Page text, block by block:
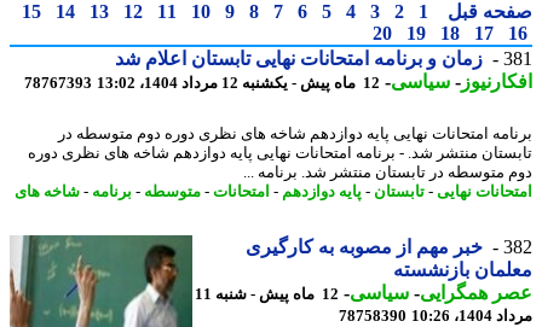
قبل 1
2
3
4
5
6
7
8
9
10
11
12
13
14
15
17
18
19
20
زمان و برنامه امتحانات نهایی تابستان اعلام شد
-سیاسی-12 ماه پیش - یکشنبه 12 مرداد 1404، 13:02 78767393
امتحانات نهایی پایه دوازدهم شاخه های نظری دوره دوم متوسطه در
منتشر شد. - برنامه امتحانات نهایی پایه دوازدهم شاخه های نظری دوره
متوسطه در تابستان منتشر شد. برنامه ...
نهایی-تابستان-پایه دوازدهم -امتحانات-متوسطه-برنامه -شاخه های
خبر مهم از مصوبه به کارگیری
بازنشسته
همگرایی -سیاسی-
12 ماه پیش - شنبه 11
10:26
78758390